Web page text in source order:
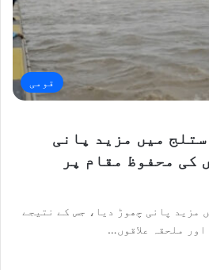
قومی
میں مزید پانی
کی محفوظ مقام پر
مزید پانی چھوڑ دیا، جس کے نتیجے
ملحقہ علاقوں…